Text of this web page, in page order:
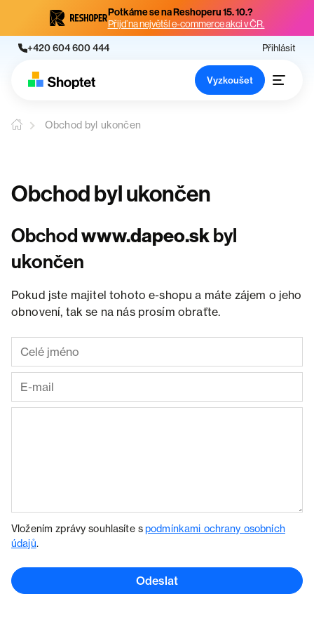
Potkáme se na Reshoperu 15. 10.?
Přijď na největší e-commerce akci v ČR.
+420 604 600 444 Přihlásit
Vyzkoušet
Obchod byl ukončen
Obchod byl ukončen
Obchodwww.dapeo.skbyl
ukončen
Pokud jste majitel tohoto e-shopu a máte zájem o jeho
obnovení, tak se na nás prosím obraťte.
Vložením zprávy souhlasíte spodmínkami ochrany osobních
údajů.
Odeslat